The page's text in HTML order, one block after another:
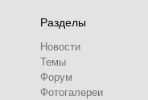
Разделы
Новости
Темы
Форум
Фотогалереи